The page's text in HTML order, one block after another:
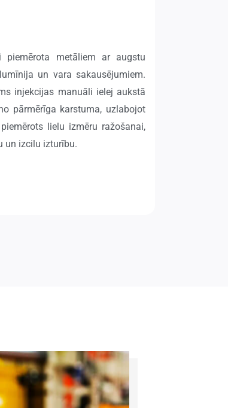
metāliem ar augstu
un vara sakausējumiem.
injekcijas manuāli ielej aukstā
pārmērīga karstuma, uzlabojot
lielu izmēru ražošanai,
un izcilu izturību.